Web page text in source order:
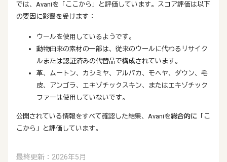
では、Avaniを「ここから」と評価しています。スコア評価は以下
の要因に影響を受けます：
ウールを使用しているようです。
動物由来の素材の一部は、従来のウールに代わるリサイク
ルまたは認証済みの代替品で構成されています。
革、ムートン、カシミヤ、アルパカ、モヘヤ、ダウン、毛
皮、アンゴラ、エキゾチックスキン、またはエキゾチック
ファーは使用していないです。
公開されている情報をすべて確認した結果、Avaniを総合的に 「こ
こから」と評価しています。
最終更新：2026年5月